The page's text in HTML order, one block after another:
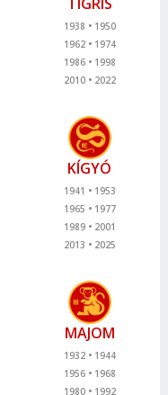
1938
1950
1962
1974
1986
1998
2010
2022
KÍGYÓ
1941
1953
1965
1977
1989
2001
2013
2025
MAJOM
1932
1944
1956
1968
1980
1992